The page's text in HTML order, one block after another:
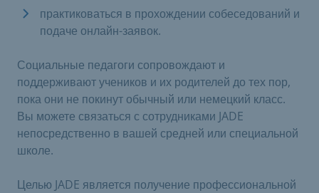
практиковаться в прохождении собеседований и
подаче онлайн-заявок.
Социальные педагоги сопровождают и
поддерживают учеников и их родителей до тех пор,
пока они не покинут обычный или немецкий класс.
Вы можете связаться с сотрудниками JADE
непосредственно в вашей средней или специальной
школе.
Целью JADE является получение профессиональной